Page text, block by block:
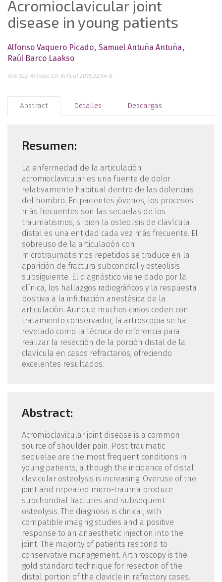
Acromioclavicular joint
disease in young patients
Alfonso Vaquero Picado Samuel Antuña Antuña
Raúl Barco Laakso
Rev Esp Artrosc Cir Articul 2015;22:54-8
Abstract Detalles Descargas
Resumen:
La enfermedad de la articulación
acromioclavicular es una fuente de dolor
relativamente habitual dentro de las dolencias
del hombro. En pacientes jóvenes, los procesos
más frecuentes son las secuelas de los
traumatismos, si bien la osteolisis de clavícula
distal es una entidad cada vez más frecuente. El
sobreuso de la articulación con
microtraumatismos repetidos se traduce en la
aparición de fractura subcondral y osteolisis
subsiguiente. El diagnóstico viene dado por la
clínica, los hallazgos radiográficos y la respuesta
positiva a la infiltración anestésica de la
articulación. Aunque muchos casos ceden con
tratamiento conservador, la artroscopia se ha
revelado como la técnica de referencia para
realizar la resección de la porción distal de la
clavícula en casos refractarios, ofreciendo
excelentes resultados.
Abstract:
Acromioclavicular joint disease is a common
source of shoulder pain. Post-traumatic
sequelae are the most frequent conditions in
young patients, although the incidence of distal
clavicular osteolysis is increasing. Overuse of the
joint and repeated micro-trauma produce
subchondral fractures and subsequent
osteolysis. The diagnosis is clinical, with
compatible imaging studies and a positive
response to an anaesthetic injection into the
joint. The majority of patients respond to
conservative management. Arthroscopy is the
gold standard technique for resection of the
distal portion of the clavicle in refractory cases.